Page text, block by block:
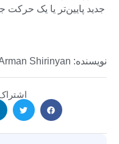
جدید پایین‌تر یا یک حرکت
نویسنده: Arman Shirinyan